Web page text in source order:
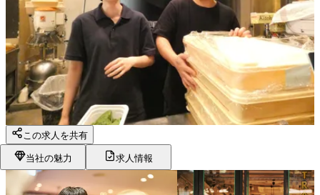
この求人を共有
当社の魅力 求人情報